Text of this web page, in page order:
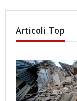
Articoli Top